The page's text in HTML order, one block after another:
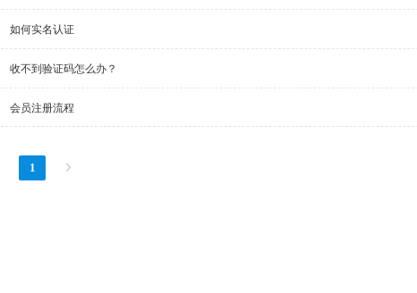
如何实名认证
收不到验证码怎么办？
会员注册流程
1